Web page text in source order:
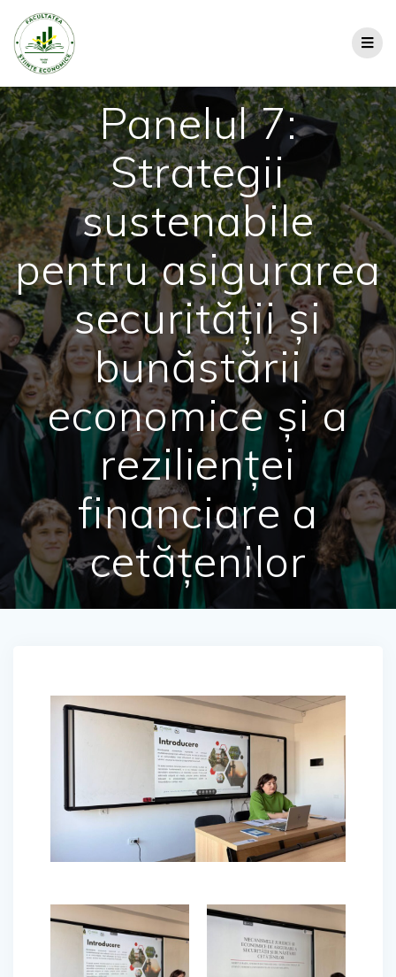
Panelul 7:
Strategii
sustenabile
pentru asigurarea
securității și
bunăstării
economice și a
rezilienței
financiare a
cetățenilor